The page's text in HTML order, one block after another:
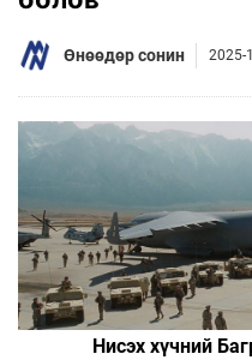
Өнөөдөр сонин 2025-
Нисэх хүчний